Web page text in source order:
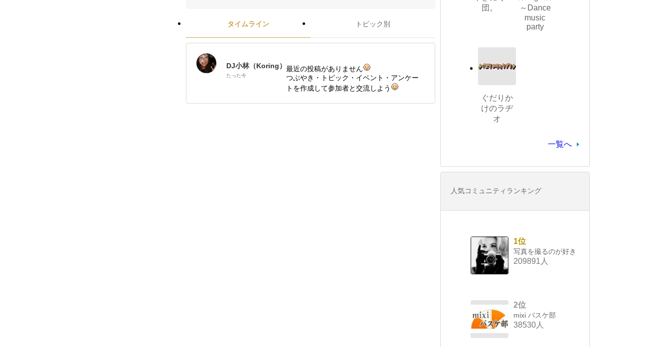
タイムライン トピック別
DJ小林（Koring）
たった今
最近の投稿がありません
つぶやき・トピック・イベント・アンケー
トを作成して参加者と交流しよう
団。
～Dance
music
party
ぐだりか
けのラヂ
オ
一覧へ
人気コミュニティランキング
1位
写真を撮るのが好き
209891人
2位
mixi バスケ部
38530人